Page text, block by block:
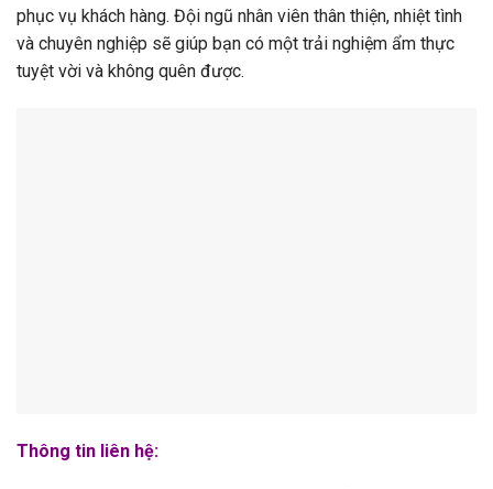
phục vụ khách hàng. Đội ngũ nhân viên thân thiện, nhiệt tình
và chuyên nghiệp sẽ giúp bạn có một trải nghiệm ẩm thực
tuyệt vời và không quên được.
Thông tin liên hệ: